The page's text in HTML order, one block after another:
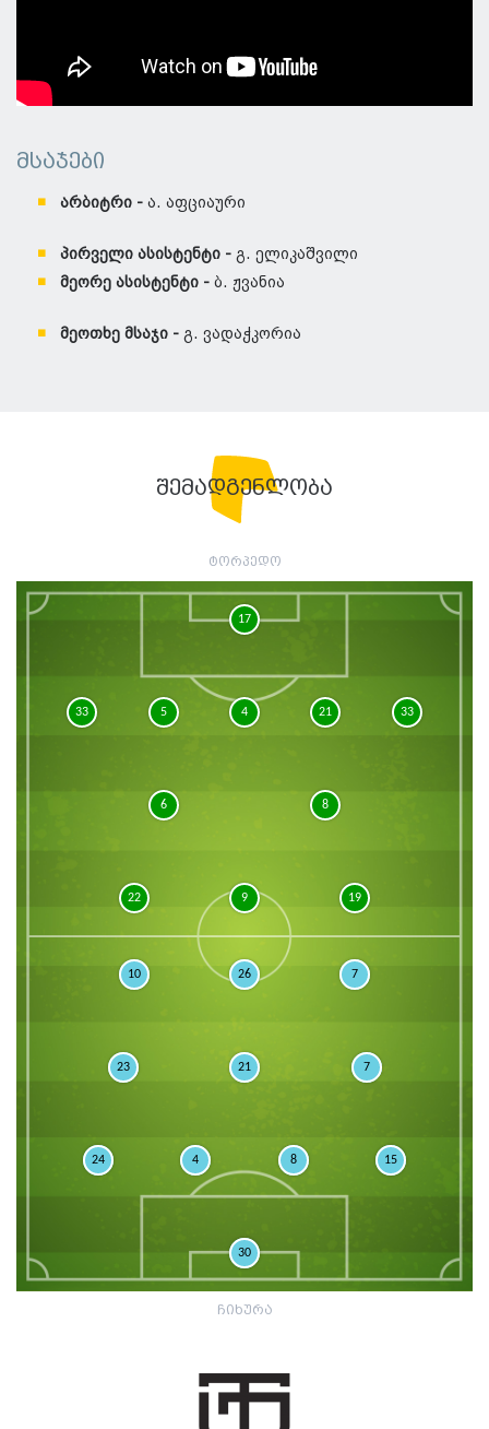
მსაჯები
არბიტრი - ა. აფციაური
პირველი ასისტენტი - გ. ელიკაშვილი
მეორე ასისტენტი - ბ. ჟვანია
მეოთხე მსაჯი - გ. ვადაჭკორია
შემადგენლობა
ტორპედო
17
33 5 4 21 33
6 8
22 9 19
30
15
8
4
24
7
21
23
7
26
10
ჩიხურა